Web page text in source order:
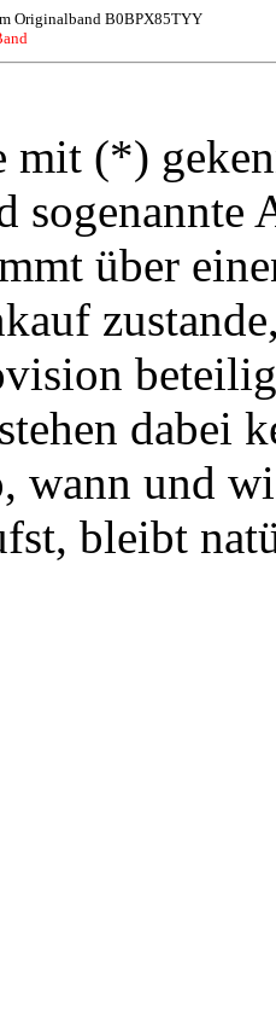
Originalband B0BPX85TYY
mit (*)
über
dabei
wann und
bleibt